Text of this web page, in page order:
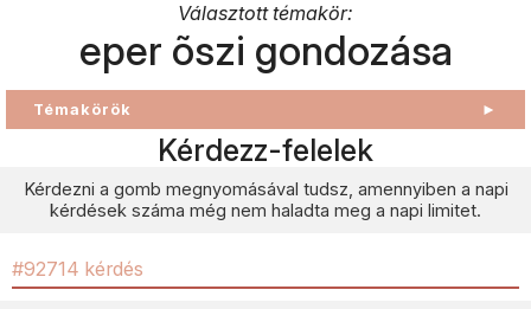
Választott témakör:
eper õszi gondozása
Témakörök ►
Kérdezz-felelek
Kérdezni a gomb megnyomásával tudsz, amennyiben a napi
kérdések száma még nem haladta meg a napi limitet.
#92714 kérdés